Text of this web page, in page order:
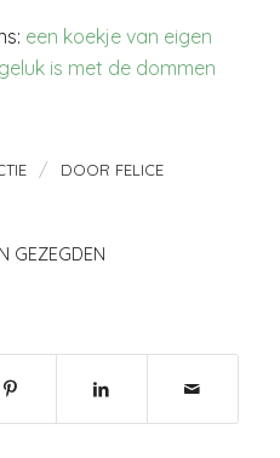
een koekje van eigen
geluk is met de dommen
/ DOOR FELICE
GEZEGDEN